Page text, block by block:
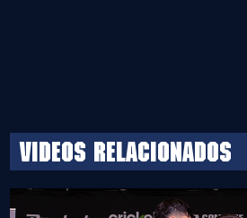
Videos relacionados